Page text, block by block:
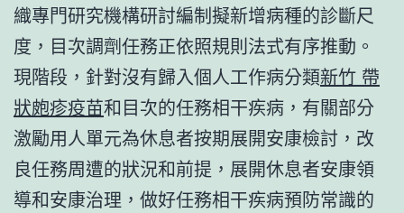
織專門研究機構研討編制擬新增病種的診斷尺
度，目次調劑任務正依照規則法式有序推動。
現階段，針對沒有歸入個人工作病分類新竹 帶
狀皰疹疫苗和目次的任務相干疾病，有關部分
激勵用人單元為休息者按期展開安康檢討，改
良任務周遭的狀況和前提，展開休息者安康領
導和安康治理，做好任務相干疾病預防常識的